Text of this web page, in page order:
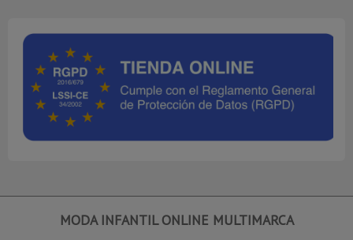
MODA INFANTIL ONLINE MULTIMARCA